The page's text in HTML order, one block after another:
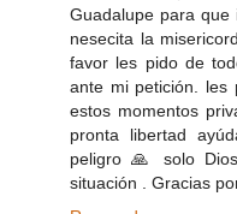
Guadalupe para
nesecita la
favor les pido de
ante mi petición. les
estos momentos
pronta libertad
peligro 🙏 solo
situación . Gracias